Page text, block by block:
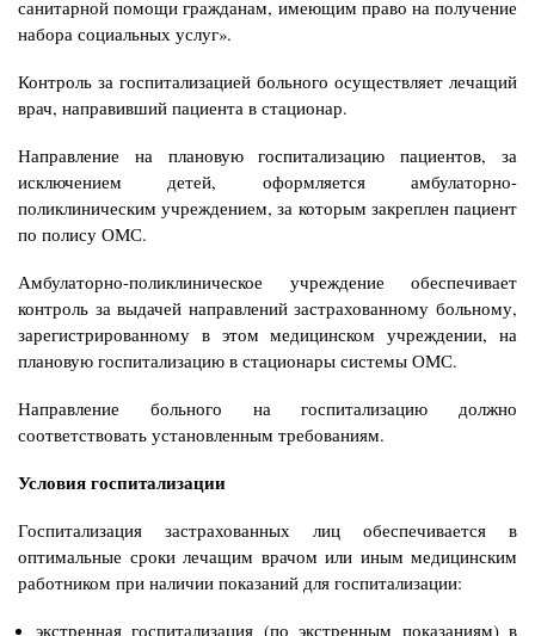
санитарной помощи гражданам, имеющим право на получение
набора социальных услуг».
Контроль за госпитализацией больного осуществляет лечащий
врач, направивший пациента в стационар.
Направление на плановую госпитализацию пациентов, за
исключением детей, оформляется амбулаторно-
поликлиническим учреждением, за которым закреплен пациент
по полису ОМС.
Амбулаторно-поликлиническое учреждение обеспечивает
контроль за выдачей направлений застрахованному больному,
зарегистрированному в этом медицинскомучреждении, на
плановую госпитализацию в стационары системы ОМС.
Направление больного на госпитализацию должно
соответствовать установленным требованиям.
Условия госпитализации
Госпитализация застрахованных лиц обеспечивается в
оптимальные сроки лечащим врачом или иным медицинским
работником при наличии показаний для госпитализации:
экстренная госпитализация (по экстренным показаниям) в